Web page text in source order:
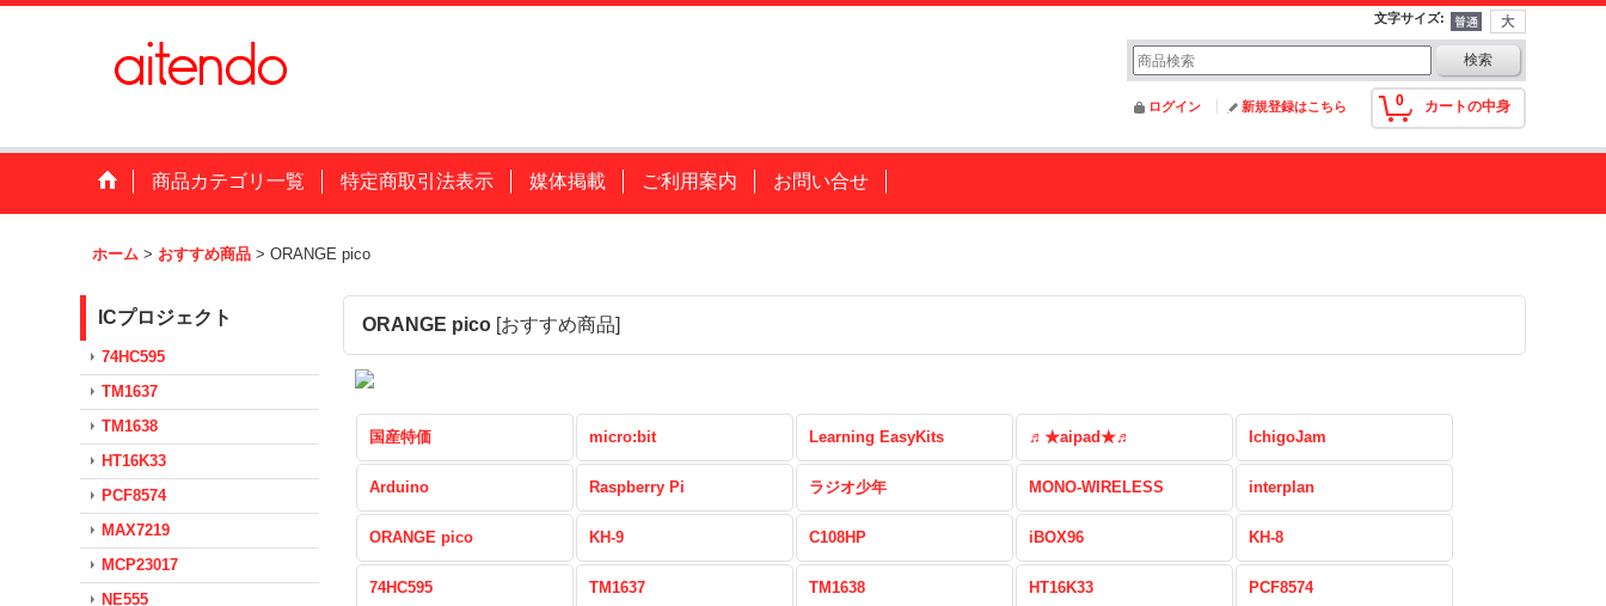
文字サイズ:
0 カートの中身
ログイン 新規登録はこちら
商品カテゴリ一覧 特定商取引法表示 媒体掲載 ご利用案内 お問い合せ
ホーム > おすすめ商品 > ORANGE pico
ICプロジェクト
74HC595
TM1637
TM1638
HT16K33
PCF8574
MAX7219
MCP23017
NE555
ORANGE pico [おすすめ商品]
国産特価 micro:bit Learning EasyKits ♬★aipad★♬ IchigoJam
Arduino Raspberry Pi ラジオ少年 MONO-WIRELESS interplan
ORANGE pico KH-9 C108HP iBOX96 KH-8
74HC595 TM1637 TM1638 HT16K33 PCF8574